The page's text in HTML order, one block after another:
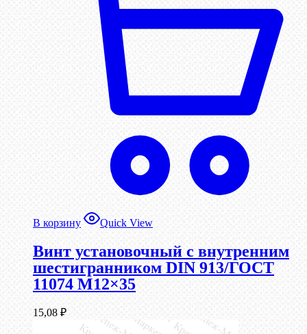
В корзину Quick View
Винт установочный с внутренним
шестигранником DIN 913/ГОСТ
11074 М12×35
15,08 ₽